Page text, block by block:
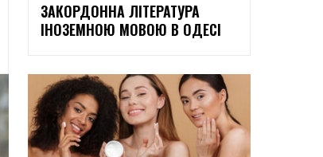
ЗАКОРДОННА ЛІТЕРАТУРА
ІНОЗЕМНОЮ МОВОЮ В ОДЕСІ